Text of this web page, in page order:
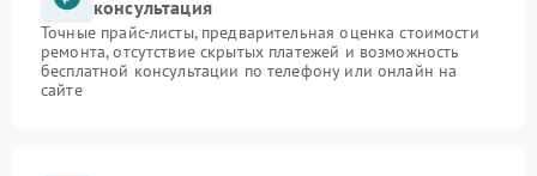
консультация
Точные прайс-листы, предварительная оценка стоимости
ремонта, отсутствие скрытых платежей и возможность
бесплатной консультации по телефону или онлайн на
сайте